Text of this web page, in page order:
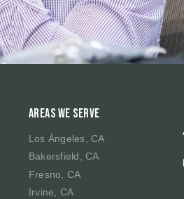
Areas We Serve
Los Ángeles, CA
Bakersfield, CA
Fresno, CA
Irvine, CA